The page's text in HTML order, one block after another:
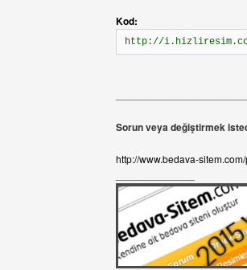
Kod:
http://
Sorun veya değiştirmek
http://www.bedava-